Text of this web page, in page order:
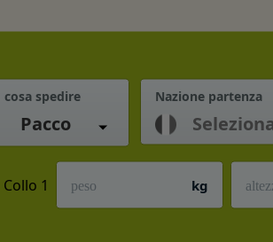
cosa spedire
Pacco
Nazione partenza
Collo 1 kg